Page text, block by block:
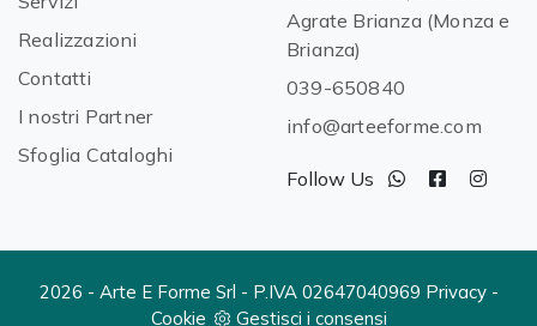
Realizzazioni
Contatti
I nostri Partner
Sfoglia Cataloghi
Agrate Brianza (Monza e
Brianza)
039-650840
info@arteeforme.com
Follow Us
2026 - Arte E Forme Srl - P.IVA 02647040969 Privacy-
Cookie
Gestisci i consensi